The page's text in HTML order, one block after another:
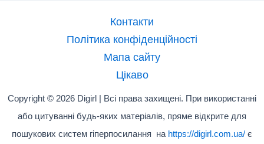
Контакти
Політика конфіденційності
Мапа сайту
Цікаво
Copyright © 2026 Digirl | Всі права захищені. При використанні
або цитуванні будь-яких матеріалів, пряме відкрите для
пошукових систем гіперпосилання на https://digirl.com.ua/ є